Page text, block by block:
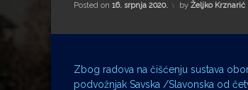
Posted on 16. srpnja 2020. by Željko Krznarić
Zbog radova na čišćenju sustava
podvožnjak Savska /Slavonska od